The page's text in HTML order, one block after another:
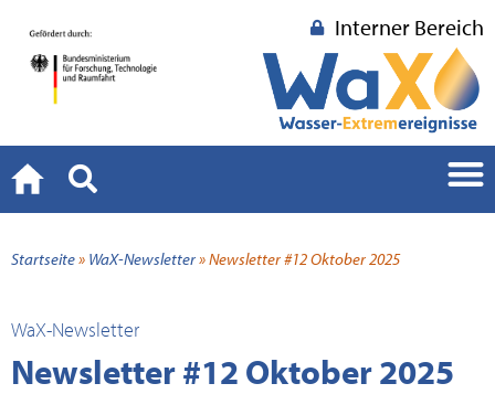
Interner Bereich
Startseite» WaX-Newsletter»Newsletter #12 Oktober 2025
WaX-Newsletter
Newsletter #12 Oktober 2025